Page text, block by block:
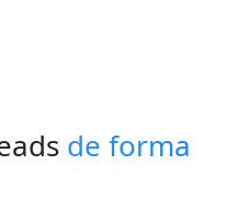
de forma